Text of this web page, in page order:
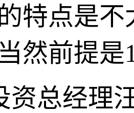
特点是
然前提
资总经理